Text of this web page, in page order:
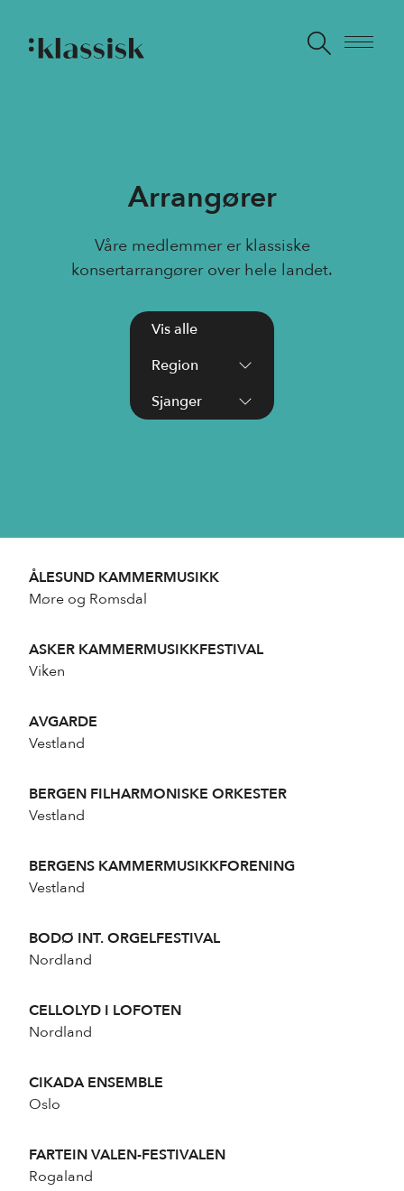
Arrangører
Våre medlemmer er klassiske
konsertarrangører over hele landet.
Vis alle
Region
Sjanger
ÅLESUND KAMMERMUSIKK
Møre og Romsdal
ASKER KAMMERMUSIKKFESTIVAL
Viken
AVGARDE
Vestland
BERGEN FILHARMONISKE ORKESTER
Vestland
BERGENS KAMMERMUSIKKFORENING
Vestland
BODØ INT. ORGELFESTIVAL
Nordland
CELLOLYD I LOFOTEN
Nordland
CIKADA ENSEMBLE
Oslo
FARTEIN VALEN-FESTIVALEN
Rogaland